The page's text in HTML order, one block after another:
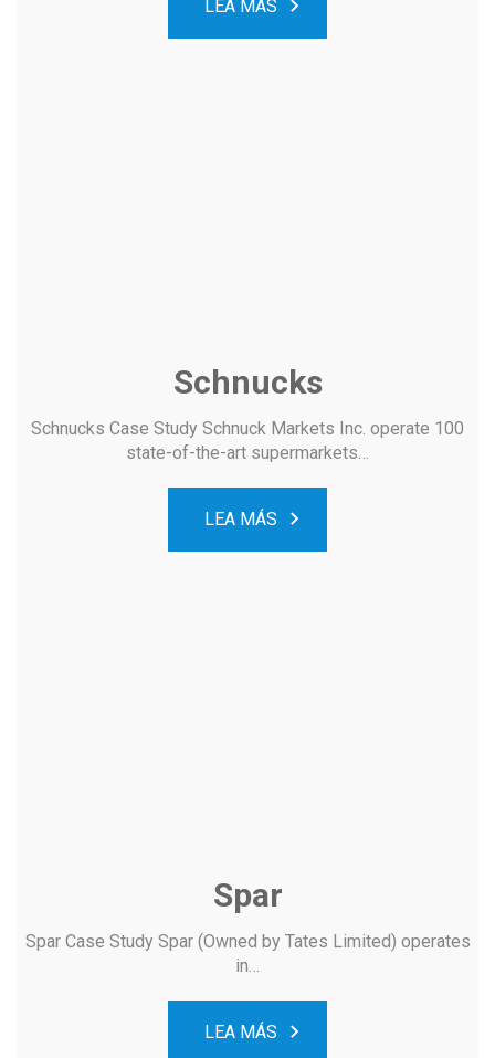
LEA MÁS
Schnucks
Schnucks Case Study Schnuck Markets Inc. operate 100
state-of-the-art supermarkets…
LEA MÁS
Spar
Spar Case Study Spar (Owned by Tates Limited) operates
in…
LEA MÁS